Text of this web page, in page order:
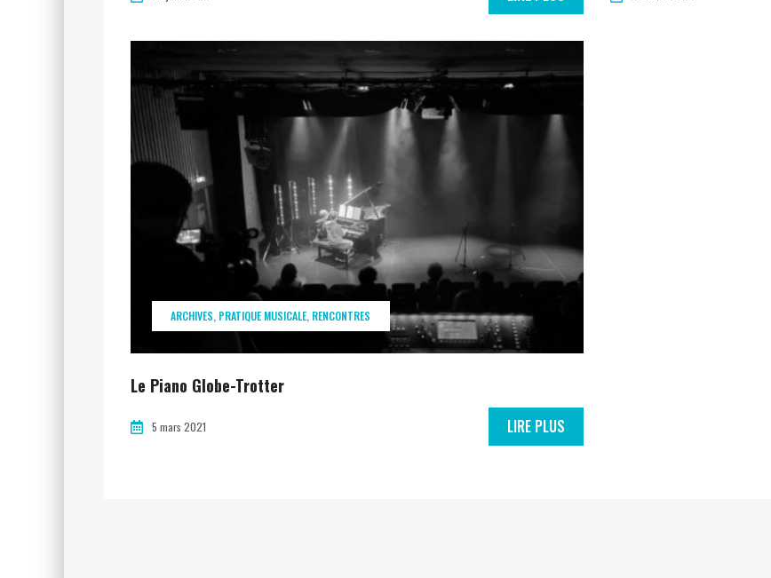
ARCHIVES PRATIQUE MUSICALE RENCONTRES
Le Piano Globe-Trotter
5 mars 2021 LIRE PLUS